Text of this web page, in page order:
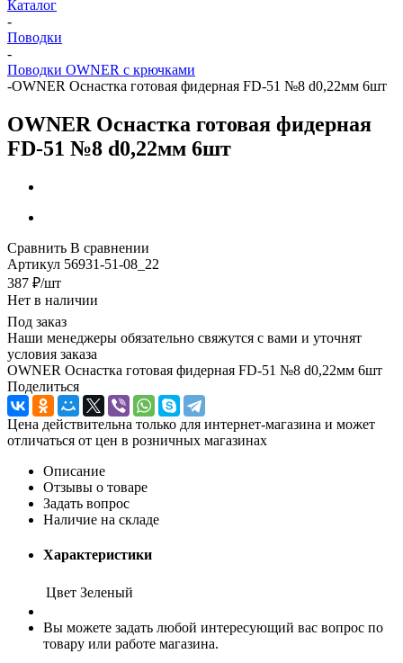
Каталог
-
Поводки
-
Поводки OWNER с крючками
-OWNER Оснастка готовая фидерная FD-51 №8 d0,22мм 6шт
OWNER Оснастка готовая фидерная
FD-51 №8 d0,22мм 6шт
Сравнить В сравнении
Артикул 56931-51-08_22
387 ₽/шт
Нет в наличии
Под заказ
Наши менеджеры обязательно свяжутся с вами и уточнят
условия заказа
OWNER Оснастка готовая фидерная FD-51 №8 d0,22мм 6шт
Поделиться
Цена действительна только для интернет-магазина и может
отличаться от цен в розничных магазинах
Описание
Отзывы о товаре
Задать вопрос
Наличие на складе
Характеристики
Цвет Зеленый
Вы можете задать любой интересующий вас вопрос по
товару или работе магазина.